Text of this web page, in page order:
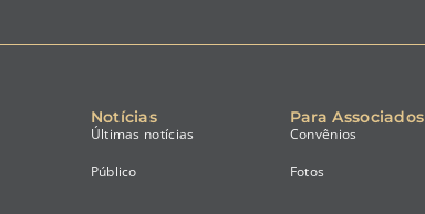
Notícias
Últimas notícias
Público
Para Associados
Convênios
Fotos